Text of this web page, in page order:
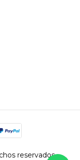
reservados.